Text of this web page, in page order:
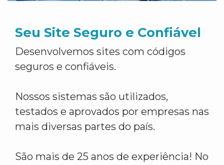
Seu Site Seguro e Confiável
Desenvolvemos sites com códigos
seguros e confiáveis.
Nossos sistemas são utilizados,
testados e aprovados por empresas nas
mais diversas partes do país.
São mais de 25 anos de experiência! No